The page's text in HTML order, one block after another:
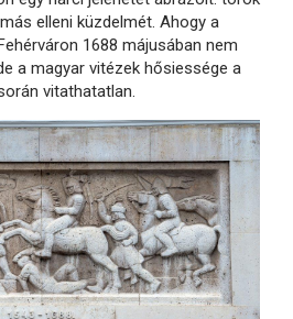
elleni küzdelmét. Ahogy a
1688 májusában nem
a magyar vitézek hősiessége a
vitathatatlan.